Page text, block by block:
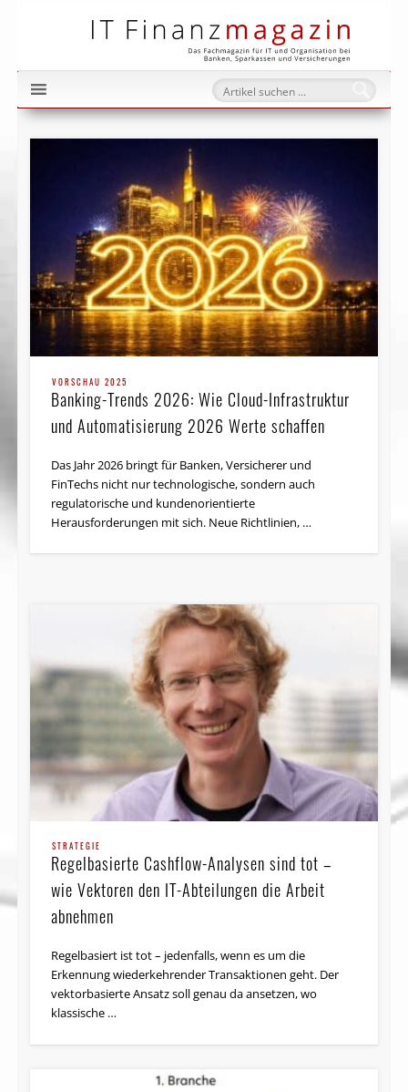
VORSCHAU 2025
Banking-Trends 2026: Wie Cloud-Infrastruktur
und Automatisierung 2026 Werte schaffen
Das Jahr 2026 bringt für Banken, Versicherer und
FinTechs nicht nur technologische, sondern auch
regulatorische und kundenorientierte
Herausforderungen mit sich. Neue Richtlinien, …
STRATEGIE
Regelbasierte Cashflow-Analysen sind tot –
wie Vektoren den IT-Abteilungen die Arbeit
abnehmen
Regelbasiert ist tot – jedenfalls, wenn es um die
Erkennung wiederkehrender Transaktionen geht. Der
vektorbasierte Ansatz soll genau da ansetzen, wo
klassische …